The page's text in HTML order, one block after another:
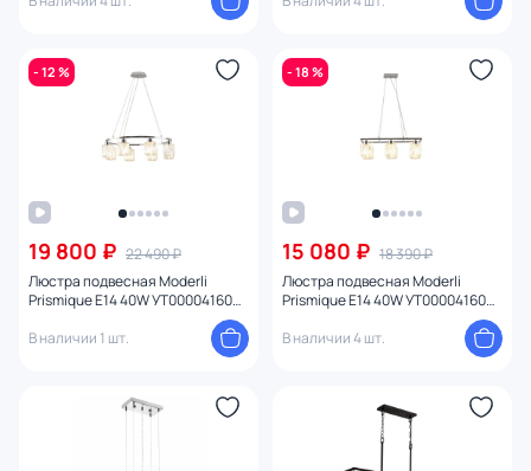
- 12 %
19 800 ₽ 22 490 ₽
Люстра подвесная Moderli
Prismique E14 40W УТ000041603
В наличии 1 шт.
- 18 %
15 080 ₽ 18 390 ₽
Люстра подвесная Moderli
Prismique E14 40W УТ000041604
В наличии 4 шт.